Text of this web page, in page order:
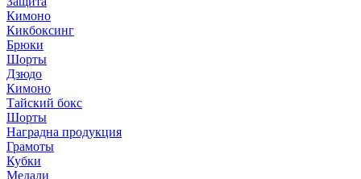
Кимоно
Кикбоксинг
Брюки
Шорты
Дзюдо
Кимоно
Тайский бокс
Шорты
Наградна продукция
Грамоты
Кубки
Медали